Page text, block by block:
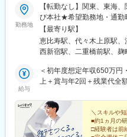
動物園前駅、白鷺駅、駅
前駅
ば駅(南海線)、天満橋駅
駅、大阪ビジネスパーク駅
門真南駅、横堤駅、矢田
府)、出戸駅、中津駅(大阪
津駅(地下鉄)、中崎町駅、
比野駅(名古屋市営)、伏屋
駅、武蔵小杉駅、中野駅(
駅、四ツ谷駅、あざみ野
駅、藤沢本町駅、長津田駅
大和駅(神奈川県)、菊名駅
駅、中央林間駅、センター
勤務地
【転勤なし】関東、東海
び本社★希望勤務地・通勤
★U・Iターン歓迎！住宅
手当あり◎▼プロジェクト
など【東海】愛知【関西
【最寄り駅】
恵比寿駅、代々木上原駅、
西新宿駅、二重橋前駅、
船堀駅、押上駅、木場駅(
駅、南砂町駅、三田駅(東
駅、テレコムセンター駅、
駅、高輪ゲートウェイ駅
駅、初台駅、千駄ケ谷駅、
給与
＜初年度想定年収650万円
上＋賞与年2回＋残業代全
給与保証について：年齢
を決定します。＼資格取
理技士、施工管理技士補の
ます。2級施工管理技士補
＼スキルや
■約1ヵ月の
□経験者は前